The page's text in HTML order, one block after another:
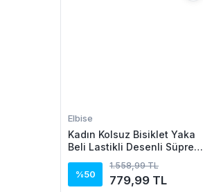
Elbise
Kadın Kolsuz Bisiklet Yaka
Beli Lastikli Desenli Süprem
%50
1.558,99 TL
779,99 TL